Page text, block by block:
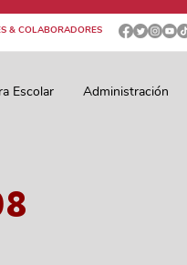
& COLABORADORES
Escolar Administración